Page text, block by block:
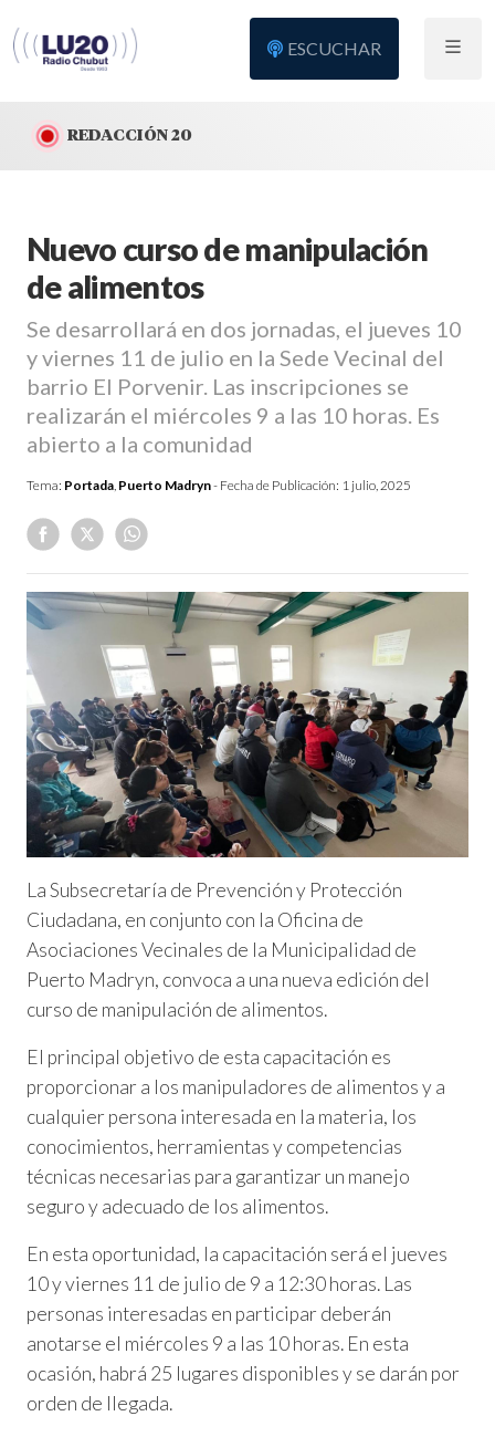
ESCUCHAR
REDACCIÓN 20
Nuevo curso de manipulación
de alimentos
Se desarrollará en dos jornadas, el jueves 10
y viernes 11 de julio en la Sede Vecinal del
barrio El Porvenir. Las inscripciones se
realizarán el miércoles 9 a las 10 horas. Es
abierto a la comunidad
Tema: Portada, Puerto Madryn- Fecha de Publicación: 1 julio, 2025
La Subsecretaría de Prevención y Protección
Ciudadana, en conjunto con la Oficina de
Asociaciones Vecinales de la Municipalidad de
Puerto Madryn, convoca a una nueva edición del
curso de manipulación de alimentos.
El principal objetivo de esta capacitación es
proporcionar a los manipuladores de alimentos y a
cualquier persona interesada en la materia, los
conocimientos, herramientas y competencias
técnicas necesarias para garantizar un manejo
seguro y adecuado de los alimentos.
En esta oportunidad, la capacitación será el jueves
10 y viernes 11 de julio de 9 a 12:30 horas. Las
personas interesadas en participar deberán
anotarse el miércoles 9 a las 10 horas. En esta
ocasión, habrá 25 lugares disponibles y se darán por
orden de llegada.